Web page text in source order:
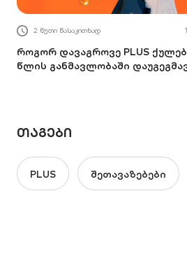
2 წუთი წასაკითხად
როგორ დავაგროვე PLUS
წლის განმავლობაში
ᲗᲐᲒᲔᲑᲘ
PLUS შეთავაზებები